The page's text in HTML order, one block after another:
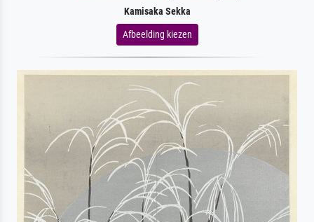
Kamisaka Sekka
Afbeelding kiezen